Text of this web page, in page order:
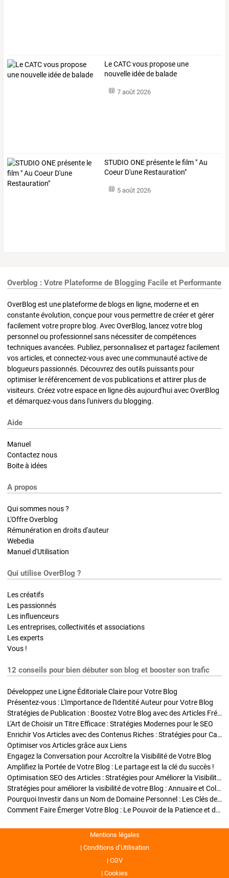
Le CATC vous propose une
nouvelle idée de balade
7 août 2026
STUDIO ONE présente le film " Au
Coeur D'une Restauration"
5 août 2026
Overblog : Votre Plateforme de Blogging Facile et Performante
OverBlog est une plateforme de blogs en ligne, moderne et en
constante évolution, conçue pour vous permettre de créer et gérer
facilement votre propre blog. Avec OverBlog, lancez votre blog
personnel ou professionnel sans nécessiter de compétences
techniques avancées. Publiez, personnalisez et partagez facilement
vos articles, et connectez-vous avec une communauté active de
blogueurs passionnés. Découvrez des outils puissants pour
optimiser le référencement de vos publications et attirer plus de
visiteurs. Créez votre espace en ligne dès aujourd'hui avec OverBlog
et démarquez-vous dans l'univers du blogging.
Aide
Manuel
Contactez nous
Boite à idées
A propos
Qui sommes nous ?
L'Offre Overblog
Rémunération en droits d'auteur
Webedia
Manuel d'Utilisation
Qui utilise OverBlog ?
Les créatifs
Les passionnés
Les influenceurs
Les entreprises, collectivités et associations
Les experts
Vous !
12 conseils pour bien débuter son blog et booster son trafic
Développez une Ligne Éditoriale Claire pour Votre Blog
Présentez-vous : L'Importance de l'Identité Auteur pour Votre Blog
Stratégies de Publication : Boostez Votre Blog avec des Articles Fréquents et Exclusifs
L'Art de Choisir un Titre Efficace : Stratégies Modernes pour le SEO
Enrichir Vos Articles avec des Contenus Riches : Stratégies pour Captiver et Optimiser
Optimiser vos Articles grâce aux Liens
Engagez la Conversation pour Accroître la Visibilité de Votre Blog
Amplifiez la Portée de Votre Blog : Le partage est la clé du succès !
Optimisation SEO des Articles : Stratégies pour Améliorer la Visibilité de Votre Blog
Stratégies pour améliorer la visibilité de votre Blog : Annuaire et Collaborations
Pourquoi Investir dans un Nom de Domaine Personnel : Les Clés de la Réussite de Votre Blog
Comment Faire Émerger Votre Blog : Le Pouvoir de la Patience et de la Persévérance
Mentions légales
Conditions d’Utilisation
CGV
Cookies